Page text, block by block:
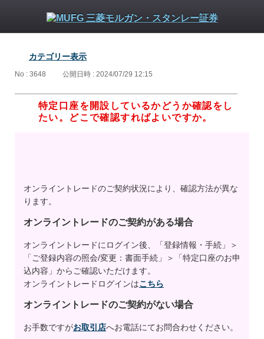
カテゴリー表示
No : 3648 公開日時 : 2024/07/29 12:15
特定口座を開設しているかどうか確認をし
たい。どこで確認すればよいですか。
オンライントレードのご契約状況により、確認方法が異な
ります。
オンライントレードのご契約がある場合
オンライントレードにログイン後、「登録情報・手続」＞
「ご登録内容の照会/変更：書面手続」＞「特定口座のお申
込内容」からご確認いただけます。
オンライントレードログインはこちら
オンライントレードのご契約がない場合
お手数ですがお取引店へお電話にてお問合わせください。